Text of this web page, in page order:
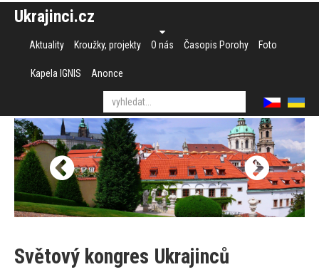
Ukrajinci.cz
Aktuality Kroužky, projekty O nás Časopis Porohy Foto
Kapela IGNIS Anonce
Světový kongres Ukrajinců